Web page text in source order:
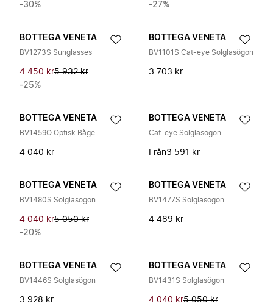
-30%
-27%
BOTTEGA VENETA
BV1273S Sunglasses
4 450 kr5 932 kr
-25%
BOTTEGA VENETA
BV1101S Cat-eye Solglasögon
3 703 kr
BOTTEGA VENETA
BV1459O Optisk Båge
4 040 kr
BOTTEGA VENETA
Cat-eye Solglasögon
Från3 591 kr
BOTTEGA VENETA
BV1480S Solglasögon
4 040 kr5 050 kr
-20%
BOTTEGA VENETA
BV1477S Solglasögon
4 489 kr
BOTTEGA VENETA
BV1446S Solglasögon
3 928 kr
BOTTEGA VENETA
BV1431S Solglasögon
4 040 kr5 050 kr